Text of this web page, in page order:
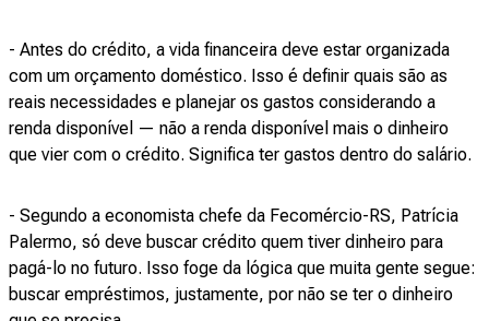
- Antes do crédito, a vida financeira deve estar organizada
com um orçamento doméstico. Isso é definir quais são as
reais necessidades e planejar os gastos considerando a
renda disponível — não a renda disponível mais o dinheiro
que vier com o crédito. Significa ter gastos dentro do salário.
- Segundo a economista chefe da Fecomércio-RS, Patrícia
Palermo, só deve buscar crédito quem tiver dinheiro para
pagá-lo no futuro. Isso foge da lógica que muita gente segue:
buscar empréstimos, justamente, por não se ter o dinheiro